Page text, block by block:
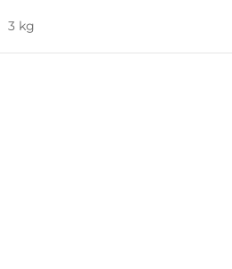
3 kg